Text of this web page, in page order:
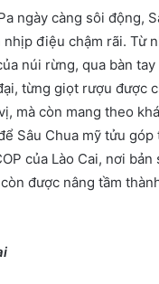
ngày càng sôi động,
điệu chậm rãi. Từ
núi rừng, qua bàn
từng giọt rượu được
mà còn mang theo
Sâu Chua mỹ tửu
của Lào Cai, nơi
được nâng tầm